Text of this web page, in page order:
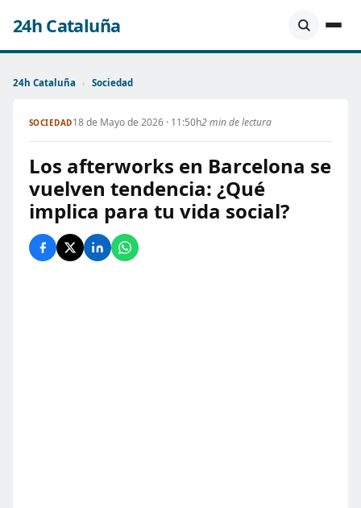
24h Cataluña
24h Cataluña › Sociedad
SOCIEDAD18 de Mayo de 2026 · 11:50h2 min de lectura
Los afterworks en Barcelona se
vuelven tendencia: ¿Qué
implica para tu vida social?